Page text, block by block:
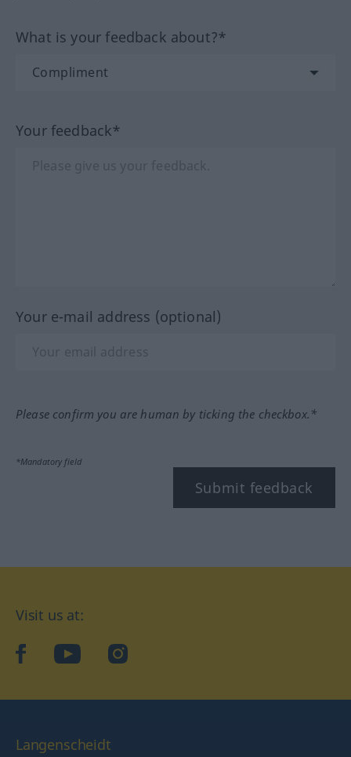
What is your feedback about?*
Your feedback*
Your e-mail address (optional)
Please confirm you are human by ticking the checkbox.*
*Mandatory field
Submit feedback
Visit us at:
facebookYouTubeInstagram
Langenscheidt